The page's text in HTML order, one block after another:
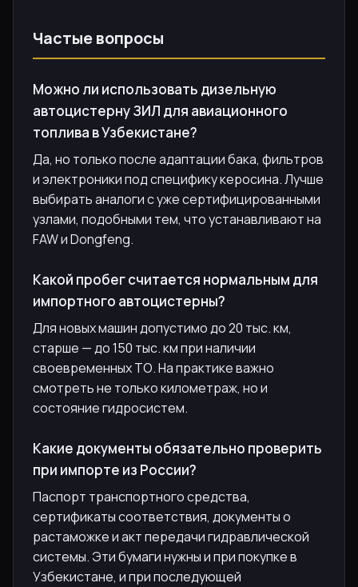
Частые вопросы
Можно ли использовать дизельную
автоцистерну ЗИЛ для авиационного
топлива в Узбекистане?
Да, но только после адаптации бака, фильтров
и электроники под специфику керосина. Лучше
выбирать аналоги с уже сертифицированными
узлами, подобными тем, что устанавливают на
FAW и Dongfeng.
Какой пробег считается нормальным для
импортного автоцистерны?
Для новых машин допустимо до 20 тыс. км,
старше — до 150 тыс. км при наличии
своевременных ТО. На практике важно
смотреть не только километраж, но и
состояние гидросистем.
Какие документы обязательно проверить
при импорте из России?
Паспорт транспортного средства,
сертификаты соответствия, документы о
растаможке и акт передачи гидравлической
системы. Эти бумаги нужны и при покупке в
Узбекистане, и при последующей